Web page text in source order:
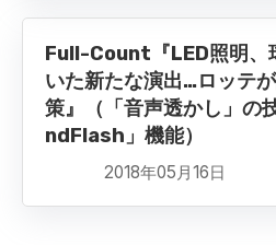
Full-Count『LED照明、
いた新たな演出…ロッテ
策』（「音声透かし」の
ndFlash」機能）
2018年05月16日